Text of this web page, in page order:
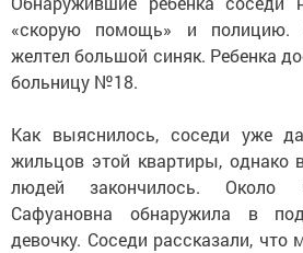
«скорую помощь» и полицию.
желтел большой синяк. Ребенка
больницу №18.
Как выяснилось, соседи уже
жильцов этой квартиры, однако
людей закончилось.
Сафуановна обнаружила в
девочку. Соседи рассказали, что